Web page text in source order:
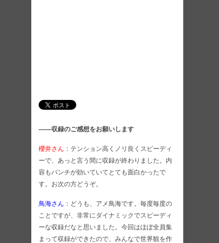
――収録のご感想をお願いします
櫻井さん ：テンション高くノリ良くスピーディ
ーで、あっと言う間に収録が終わりました。内
容もパンチが効いていてとても面白かったで
す。お次の方どうぞ。
鳥海さん ：どうも、アメ鳥海です。毎度毎度の
ことですが、非常にダイナミックでスピーディ
ーな収録だなと思いました。今回はほぼ全員集
まって収録ができたので、みんなで世界観を作